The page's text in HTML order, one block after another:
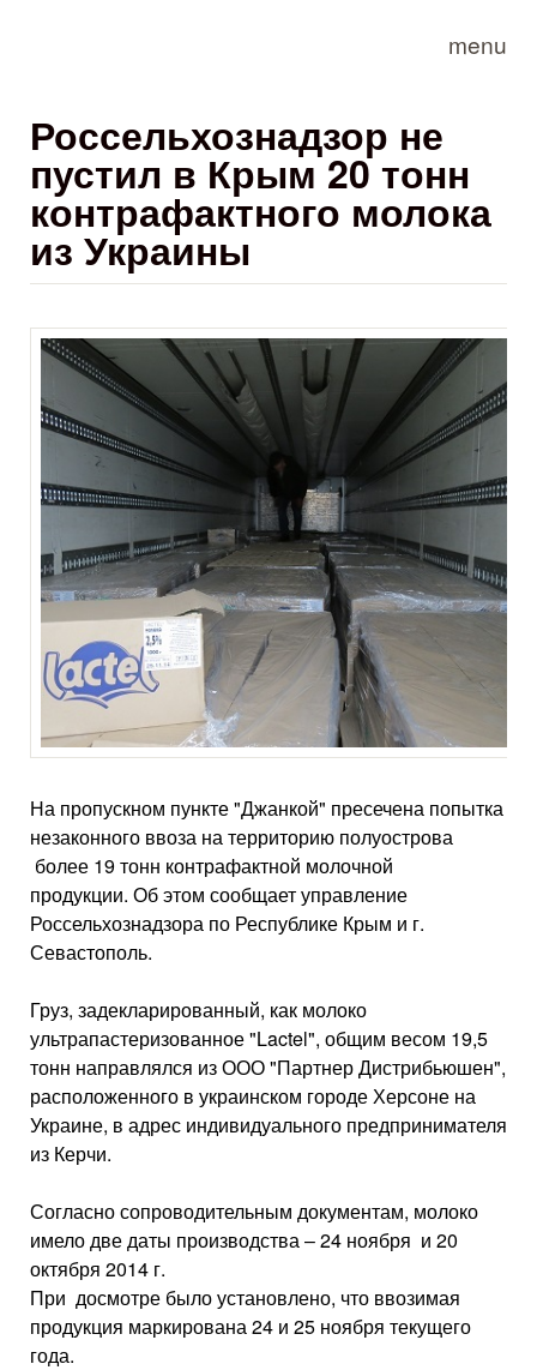
menu
Россельхознадзор не
пустил в Крым 20 тонн
контрафактного молока
из Украины
На пропускном пункте "Джанкой" пресечена попытка
незаконного ввоза на территорию полуострова
более 19 тонн контрафактной молочной
продукции. Об этом сообщает управление
Россельхознадзора по Республике Крым и г.
Севастополь.
Груз, задекларированный, как молоко
ультрапастеризованное "Lactel", общим весом 19,5
тонн направлялся из ООО "Партнер Дистрибьюшен",
расположенного в украинском городе Херсоне на
Украине, в адрес индивидуального предпринимателя
из Керчи.
Согласно сопроводительным документам, молоко
имело две даты производства – 24 ноября и 20
октября 2014 г.
При досмотре было установлено, что ввозимая
продукция маркирована 24 и 25 ноября текущего
года.